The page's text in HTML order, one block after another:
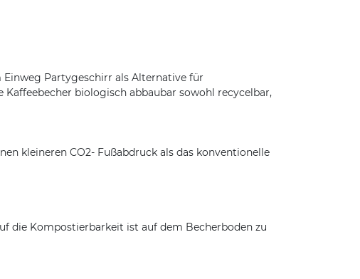
Partygeschirr als Alternative für
biologisch abbaubar sowohl recycelbar,
kleineren CO2- Fußabdruck als das konventionelle
die Kompostierbarkeit ist auf dem Becherboden zu